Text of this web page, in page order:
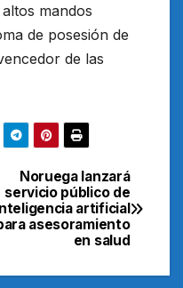
mandos
de posesión de
de las
Noruega lanzará
servicio público de
artificial
asesoramiento
en salud